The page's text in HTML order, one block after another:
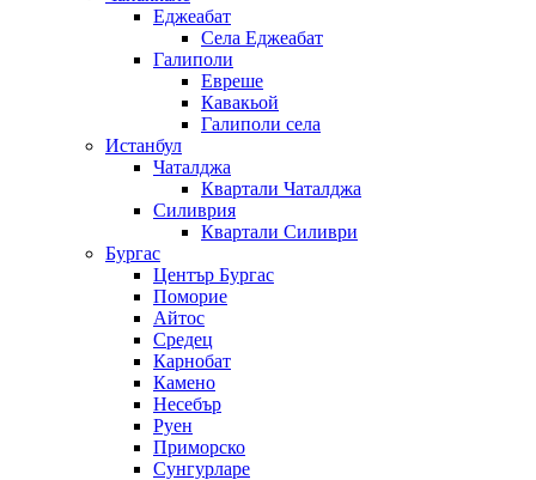
Еджеабат
Села Еджеабат
Галиполи
Евреше
Кавакьой
Галиполи села
Истанбул
Чаталджа
Квартали Чаталджа
Силиврия
Квартали Силиври
Бургас
Център Бургас
Поморие
Айтос
Средец
Карнобат
Камено
Несебър
Руен
Приморско
Сунгурларе